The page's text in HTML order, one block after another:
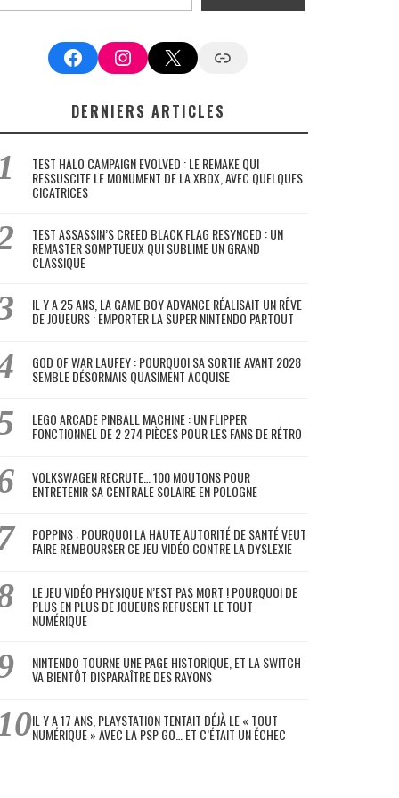
FacebookInstagram
X Google News
DERNIERS ARTICLES
TEST HALO CAMPAIGN EVOLVED : LE REMAKE QUI
RESSUSCITE LE MONUMENT DE LA XBOX, AVEC QUELQUES
CICATRICES
TEST ASSASSIN’S CREED BLACK FLAG RESYNCED : UN
REMASTER SOMPTUEUX QUI SUBLIME UN GRAND
CLASSIQUE
IL Y A 25 ANS, LA GAME BOY ADVANCE RÉALISAIT UN RÊVE
DE JOUEURS : EMPORTER LA SUPER NINTENDO PARTOUT
GOD OF WAR LAUFEY : POURQUOI SA SORTIE AVANT 2028
SEMBLE DÉSORMAIS QUASIMENT ACQUISE
LEGO ARCADE PINBALL MACHINE : UN FLIPPER
FONCTIONNEL DE 2 274 PIÈCES POUR LES FANS DE RÉTRO
VOLKSWAGEN RECRUTE… 100 MOUTONS POUR
ENTRETENIR SA CENTRALE SOLAIRE EN POLOGNE
POPPINS : POURQUOI LA HAUTE AUTORITÉ DE SANTÉ VEUT
FAIRE REMBOURSER CE JEU VIDÉO CONTRE LA DYSLEXIE
LE JEU VIDÉO PHYSIQUE N’EST PAS MORT ! POURQUOI DE
PLUS EN PLUS DE JOUEURS REFUSENT LE TOUT
NUMÉRIQUE
NINTENDO TOURNE UNE PAGE HISTORIQUE, ET LA SWITCH
VA BIENTÔT DISPARAÎTRE DES RAYONS
IL Y A 17 ANS, PLAYSTATION TENTAIT DÉJÀ LE « TOUT
NUMÉRIQUE » AVEC LA PSP GO… ET C’ÉTAIT UN ÉCHEC